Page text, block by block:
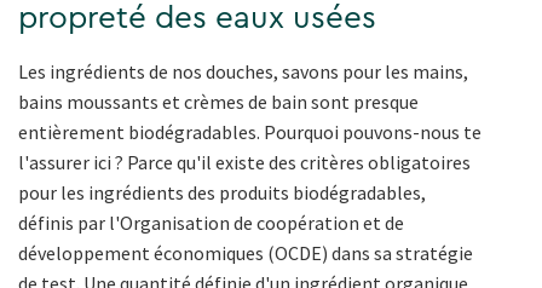
propreté des eaux usées
Les ingrédients de nos douches, savons pour les mains,
bains moussants et crèmes de bain sont presque
entièrement biodégradables. Pourquoi pouvons-nous te
l'assurer ici ? Parce qu'il existe des critères obligatoires
pour les ingrédients des produits biodégradables,
définis par l'Organisation de coopération et de
développement économiques (OCDE) dans sa stratégie
de test. Une quantité définie d'un ingrédient organique